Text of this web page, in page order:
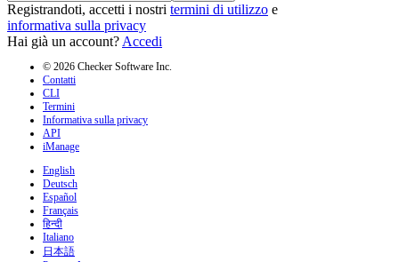
Registrandoti, accetti i nostri termini di utilizzo e
informativa sulla privacy
Hai già un account? Accedi
© 2026 Checker Software Inc.
Contatti
CLI
Termini
Informativa sulla privacy
API
iManage
English
Deutsch
Español
Français
हिन्दी
Italiano
日本語